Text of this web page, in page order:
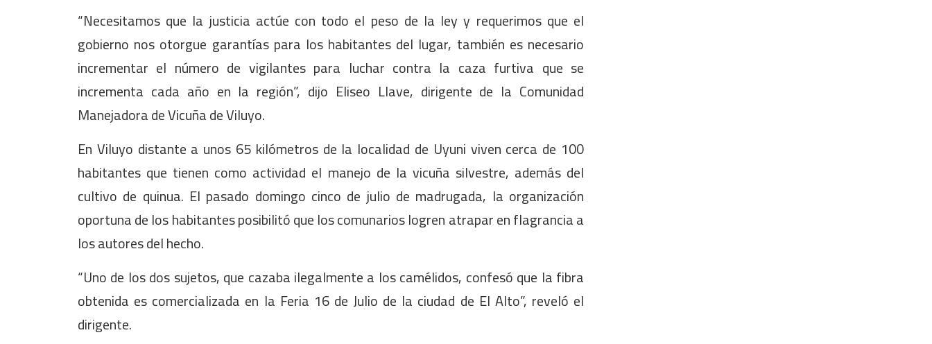
“Necesitamos que la justicia actúe con todo el peso de la ley y requerimos que el
gobierno nos otorgue garantías para los habitantes del lugar, también es necesario
incrementar el número de vigilantes para luchar contra la caza furtiva que se
incrementa cada año en la región”, dijo Eliseo Llave, dirigente de la Comunidad
Manejadora de Vicuña de Viluyo.
En Viluyo distante a unos 65 kilómetros de la localidad de Uyuni viven cerca de 100
habitantes que tienen como actividad el manejo de la vicuña silvestre, además del
cultivo de quinua. El pasado domingo cinco de julio de madrugada, la organización
oportuna de los habitantes posibilitó que los comunarios logren atrapar en flagrancia a
los autores del hecho.
“Uno de los dos sujetos, que cazaba ilegalmente a los camélidos, confesó que la fibra
obtenida es comercializada en la Feria 16 de Julio de la ciudad de El Alto”, reveló el
dirigente.